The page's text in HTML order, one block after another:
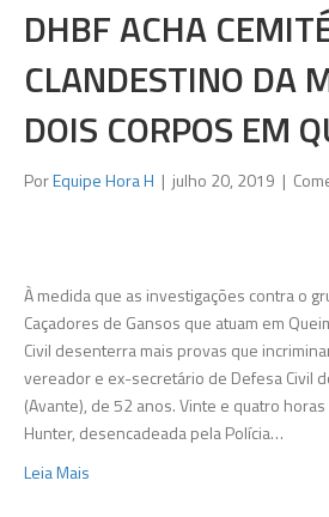
DHBF ACHA
CLANDESTINO DA
DOIS CORPOS EM
PorEquipe Hora H | julho 20, 2019 |
À medida que as investigações contra o
Caçadores de Gansos que atuam em
Civil desenterra mais provas que
vereador e ex-secretário de Defesa Civil
(Avante), de 52 anos. Vinte e quatro
Hunter, desencadeada pela Polícia…
Leia Mais